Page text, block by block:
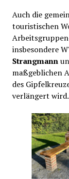
Auch die
touristischen
insbesondere
Strangmann
maßgeblichen
des
verlängert wird.